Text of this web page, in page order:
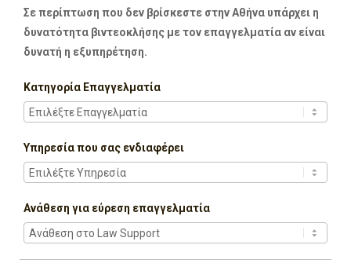
Σε περίπτωση που δεν βρίσκεστε στην Αθήνα υπάρχει η
δυνατότητα βιντεοκλήσης με τον επαγγελματία αν είναι
δυνατή η εξυπηρέτηση.
Κατηγορία Επαγγελματία
Υπηρεσία που σας ενδιαφέρει
Ανάθεση για εύρεση επαγγελματία